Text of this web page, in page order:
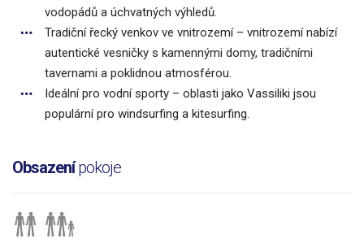
vodopádů a úchvatných výhledů.
Tradiční řecký venkov ve vnitrozemí – vnitrozemí nabízí
autentické vesničky s kamennými domy, tradičními
tavernami a poklidnou atmosférou.
Ideální pro vodní sporty – oblasti jako Vassiliki jsou
populární pro windsurfing a kitesurfing.
Obsazenípokoje